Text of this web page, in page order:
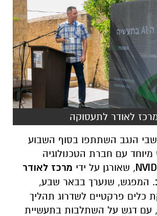
לאודר לתעסוקה
מתושבי הנגב השתתפו בסוף השבוע
עם חברת הטכנולוגיה
, שאורגן על ידימרכז לאודר
כלים פרקטיים לשדרוג תהליך
עם דגש על השתלבות בתעשיית
קיבלו המשתתפים הדרכה מעשית
כתיבת קורות חיים בולטים